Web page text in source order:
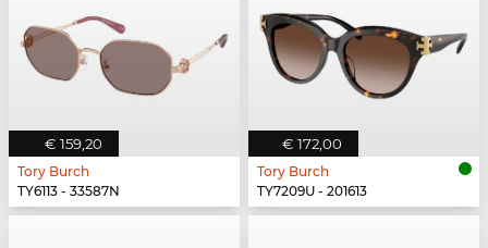
€ 159,20
Tory Burch
TY6113 - 33587N
€ 172,00
Tory Burch
TY7209U - 201613